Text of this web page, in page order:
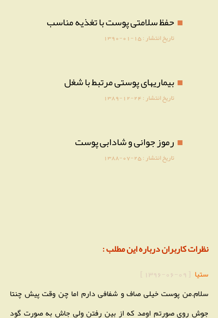
حفظ سلامتی پوست با تغذیه مناسب
تاریخ انتشار :1390-01-15
بیماریهای پوستی مرتبط با شغل
تاریخ انتشار :1389-12-24
رموز جوانی و شادابی پوست
تاریخ انتشار :1388-07-25
نظرات کاربران درباره این مطلب :
ستیا [
1396-06-09
]
سلام.من پوست خیلی صاف و شفافی دارم اما چن وقت پیش چنتا
جوش روی صورتم اومد که از بین رفتن ولی جاش به صورت گود